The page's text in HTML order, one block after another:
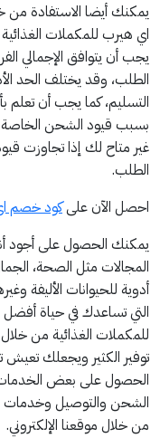
يمكنك أيضا الاستفادة
اي هيرب للمكملات
يجب أن يتوافق الإجمالي
الطلب، وقد يختلف الحد
التسليم، كما يجب أن تعلم
بسبب قيود الشحن الخاصة
غير متاح لك إذا تجاوزت
الطلب.
احصل الآن علىكود خصم
يمكنك الحصول على أجود
المجالات مثل الصحة،
أدوية للحيوانات الأليفة
التي تساعدك في حياة
للمكملات الغذائية من
توفير الكثير ويجعلك تعيش
الحصول على بعض الخدمات
الشحن والتوصيل وخدمات
من خلال موقعنا الإلكتروني.